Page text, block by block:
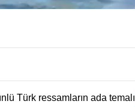
Türk ressamların ada temalı